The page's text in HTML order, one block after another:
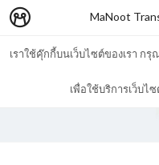
เราใช้คุ๊กกี้บนเว็บไซต์ของเรา ก
เพื่อใช้บริการเว็บไ